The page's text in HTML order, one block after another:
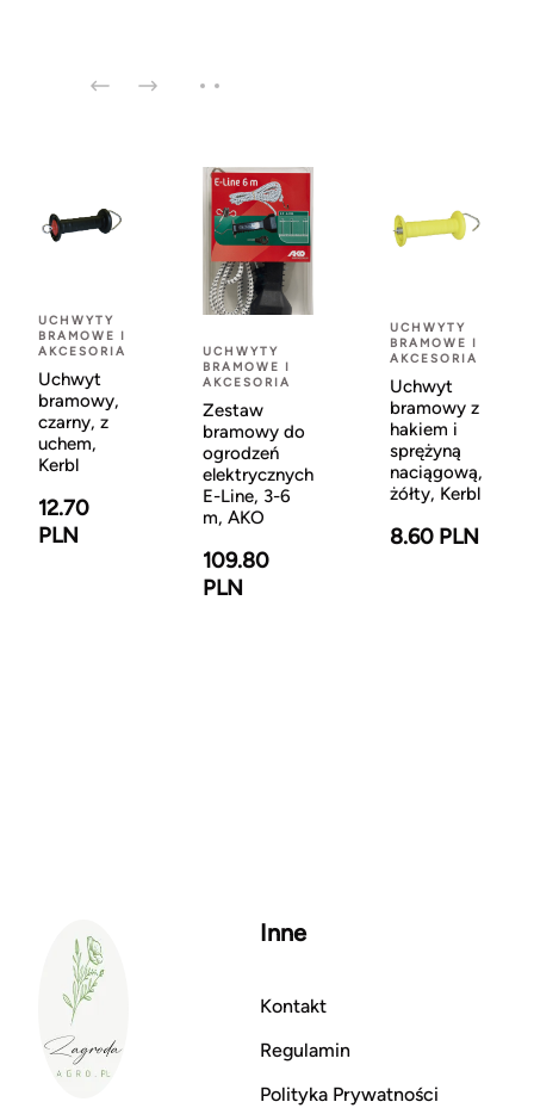
UCHWYTY
BRAMOWE I
AKCESORIA
Uchwyt
bramowy,
czarny, z
uchem,
Kerbl
12.70
PLN
UCHWYTY
BRAMOWE I
AKCESORIA
Zestaw
bramowy do
ogrodzeń
elektrycznych
E-Line, 3-6
m, AKO
109.80
PLN
UCHWYTY
BRAMOWE I
AKCESORIA
Uchwyt
bramowy z
hakiem i
sprężyną
naciągową,
żółty, Kerbl
8.60 PLN
Inne
Kontakt
Regulamin
Polityka Prywatności